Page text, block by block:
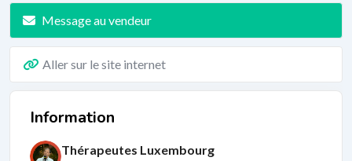
Message au vendeur
Aller sur le site internet
Information
Thérapeutes Luxembourg